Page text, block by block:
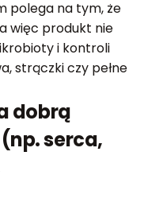
polega na tym, że
więc produkt nie
i kontroli
strączki czy pełne
dobrą
serca,